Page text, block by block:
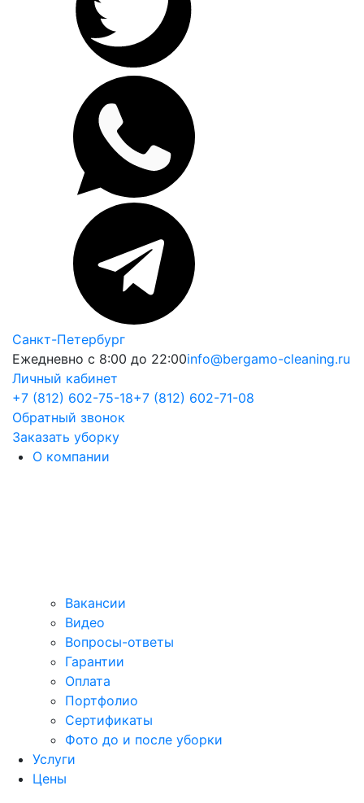
Санкт-Петербург
Ежедневно с 8:00 до 22:00info@bergamo-cleaning.ru
Личный кабинет
+7 (812) 602-75-18+7 (812) 602-71-08
Обратный звонок
Заказать уборку
О компании
Вакансии
Видео
Вопросы-ответы
Гарантии
Оплата
Портфолио
Сертификаты
Фото до и после уборки
Услуги
Цены